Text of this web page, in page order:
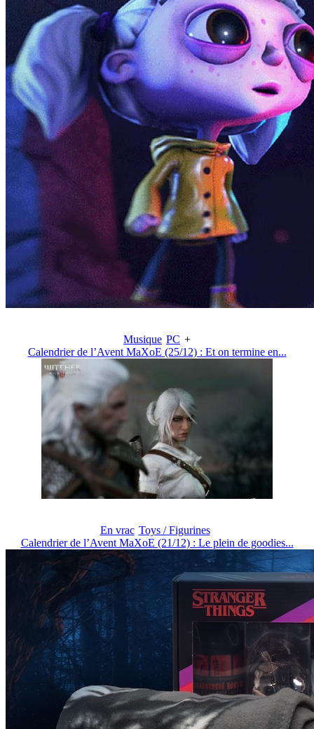
Musique PC +
Calendrier de l’Avent MaXoE (25/12) : Et on termine en...
En vrac Toys / Figurines
Calendrier de l’Avent MaXoE (21/12) : Le plein de goodies...